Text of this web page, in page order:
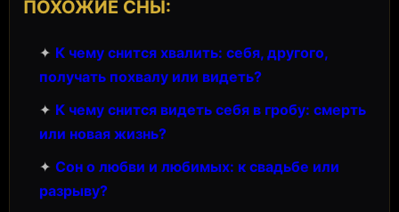
ПОХОЖИЕ СНЫ:
✦ К чему снится хвалить: себя, другого,
получать похвалу или видеть?
✦ К чему снится видеть себя в гробу: смерть
или новая жизнь?
✦ Сон о любви и любимых: к свадьбе или
разрыву?